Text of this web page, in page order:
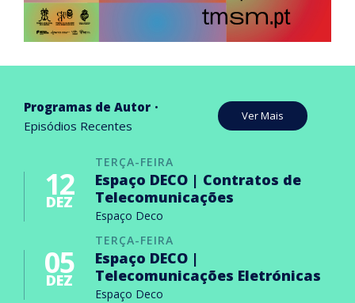
Programas de Autor
Episódios Recentes
Ver Mais
TERÇA-FEIRA
12
DEZ
Espaço DECO | Contratos de
Telecomunicações
Espaço Deco
TERÇA-FEIRA
05
DEZ
Espaço DECO |
Telecomunicações Eletrónicas
Espaço Deco